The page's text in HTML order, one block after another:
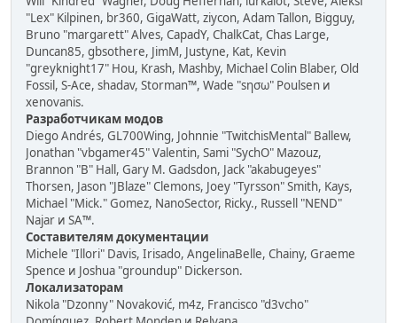
"Lex" Kilpinen, br360, GigaWatt, ziycon, Adam Tallon, Bigguy,
Bruno "margarett" Alves, CapadY, ChalkCat, Chas Large,
Duncan85, gbsothere, JimM, Justyne, Kat, Kevin
"greyknight17" Hou, Krash, Mashby, Michael Colin Blaber, Old
Fossil, S-Ace, shadav, Storman™, Wade "sησω" Poulsen и
xenovanis.
Разработчикам модов
Diego Andrés, GL700Wing, Johnnie "TwitchisMental" Ballew,
Jonathan "vbgamer45" Valentin, Sami "SychO" Mazouz,
Brannon "B" Hall, Gary M. Gadsdon, Jack "akabugeyes"
Thorsen, Jason "JBlaze" Clemons, Joey "Tyrsson" Smith, Kays,
Michael "Mick." Gomez, NanoSector, Ricky., Russell "NEND"
Najar и SA™.
Составителям документации
Michele "Illori" Davis, Irisado, AngelinaBelle, Chainy, Graeme
Spence и Joshua "groundup" Dickerson.
Локализаторам
Nikola "Dzonny" Novaković, m4z, Francisco "d3vcho"